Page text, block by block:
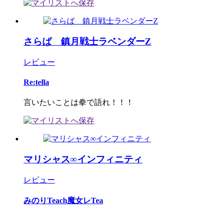
さらば 鎮月戦士ラベンダーZ
レビュー
Re:tella
言いたいことは拳で語れ！！！
マリシャス∞インフィニティ
レビュー
みのりTeach魔女レTea